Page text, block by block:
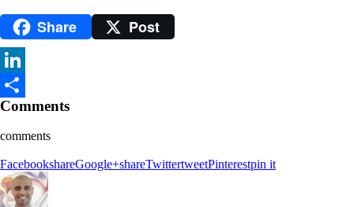
Share Post
LinkedIn
Del
Comments
comments
FacebookshareGoogle+shareTwittertweetPinterestpin it